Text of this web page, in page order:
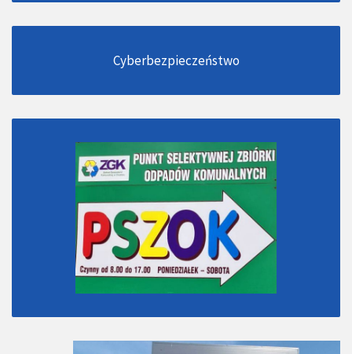
Cyberbezpieczeństwo